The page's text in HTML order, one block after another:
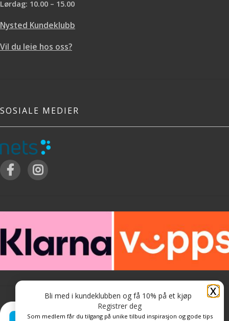
Lørdag: 10.00 – 15.00
Nysted Kundeklubb
Vil du leie hos oss?
SOSIALE MEDIER
X
Bli med i kundeklubben og få 10% på et kjøp
Registrer deg
Som medlem får du tilgang på unike tilbud inspirasjon og gode tips